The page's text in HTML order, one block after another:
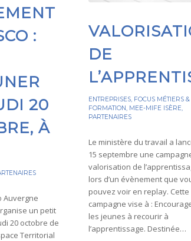
:
20
À
Auvergne
un petit
20 octobre de
Territorial
DE
ENTREPRISES, FOCUS MÉTIERS &
FORMATION, MEE-MIFE ISÈRE,
PARTENAIRES
Le ministère du travail a
15 septembre une
valorisation de
lors d’un évènement que
pouvez voir en replay. Cette
campagne vise à :
les jeunes à recourir à
l’apprentissage. Destinée…